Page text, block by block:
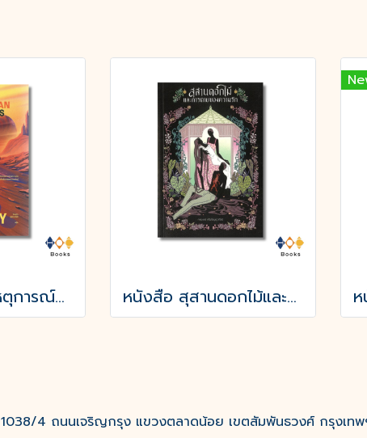
หนังสือ บันทึกเหตุการณ์บนดาวอังคาร THE MARTIAN CHRONICLES หนังสือ สุสานดอกไม้และการตายของความรัก
1038/4 ถนนเจริญกรุง แขวงตลาดน้อย เขตสัมพันธวงศ์ กรุงเท